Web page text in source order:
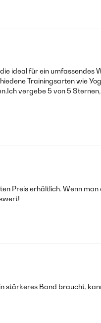
ideal für ein umfassendes
Trainingsarten wie
vergebe 5 von 5
Preis erhältlich. Wenn
stärkeres Band braucht,